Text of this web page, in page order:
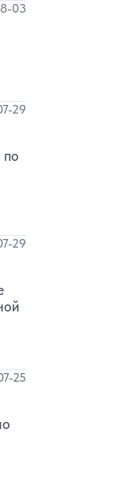
03
29
по
29
25